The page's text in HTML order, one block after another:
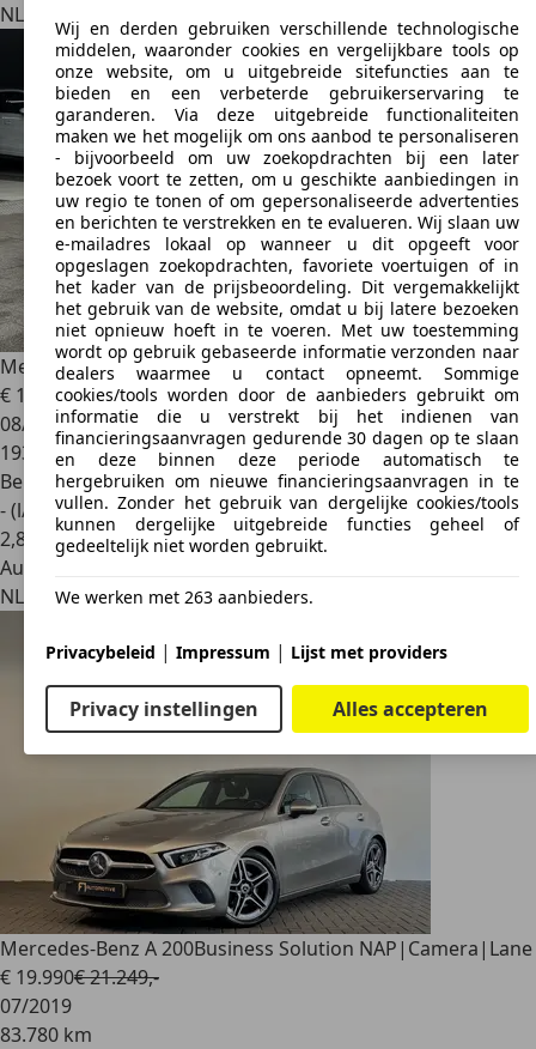
NL 5628 CH
Mercedes-Benz A 250Amg Automaat Leer Clima Xenon/Led
€ 11.750
08/2013
193.067 km
Benzine
- (l/100 km)
2,8
Autobedrijf
NL 2521 RLDen Haag
Mercedes-Benz A 200Business Solution NAP|Camera|Lane
€ 19.990€ 21.249,-
07/2019
83.780 km
Wij en derden gebruiken verschillende technologische
middelen, waaronder cookies en vergelijkbare tools op
onze website, om u uitgebreide sitefuncties aan te
bieden en een verbeterde gebruikerservaring te
garanderen. Via deze uitgebreide functionaliteiten
maken we het mogelijk om ons aanbod te personaliseren
- bijvoorbeeld om uw zoekopdrachten bij een later
bezoek voort te zetten, om u geschikte aanbiedingen in
uw regio te tonen of om gepersonaliseerde advertenties
en berichten te verstrekken en te evalueren. Wij slaan uw
e-mailadres lokaal op wanneer u dit opgeeft voor
opgeslagen zoekopdrachten, favoriete voertuigen of in
het kader van de prijsbeoordeling. Dit vergemakkelijkt
het gebruik van de website, omdat u bij latere bezoeken
niet opnieuw hoeft in te voeren. Met uw toestemming
wordt op gebruik gebaseerde informatie verzonden naar
dealers waarmee u contact opneemt. Sommige
cookies/tools worden door de aanbieders gebruikt om
informatie die u verstrekt bij het indienen van
financieringsaanvragen gedurende 30 dagen op te slaan
en deze binnen deze periode automatisch te
hergebruiken om nieuwe financieringsaanvragen in te
vullen. Zonder het gebruik van dergelijke cookies/tools
kunnen dergelijke uitgebreide functies geheel of
gedeeltelijk niet worden gebruikt.
We werken met 263 aanbieders.
Privacybeleid | Impressum | Lijst met providers
Privacy instellingen Alles accepteren